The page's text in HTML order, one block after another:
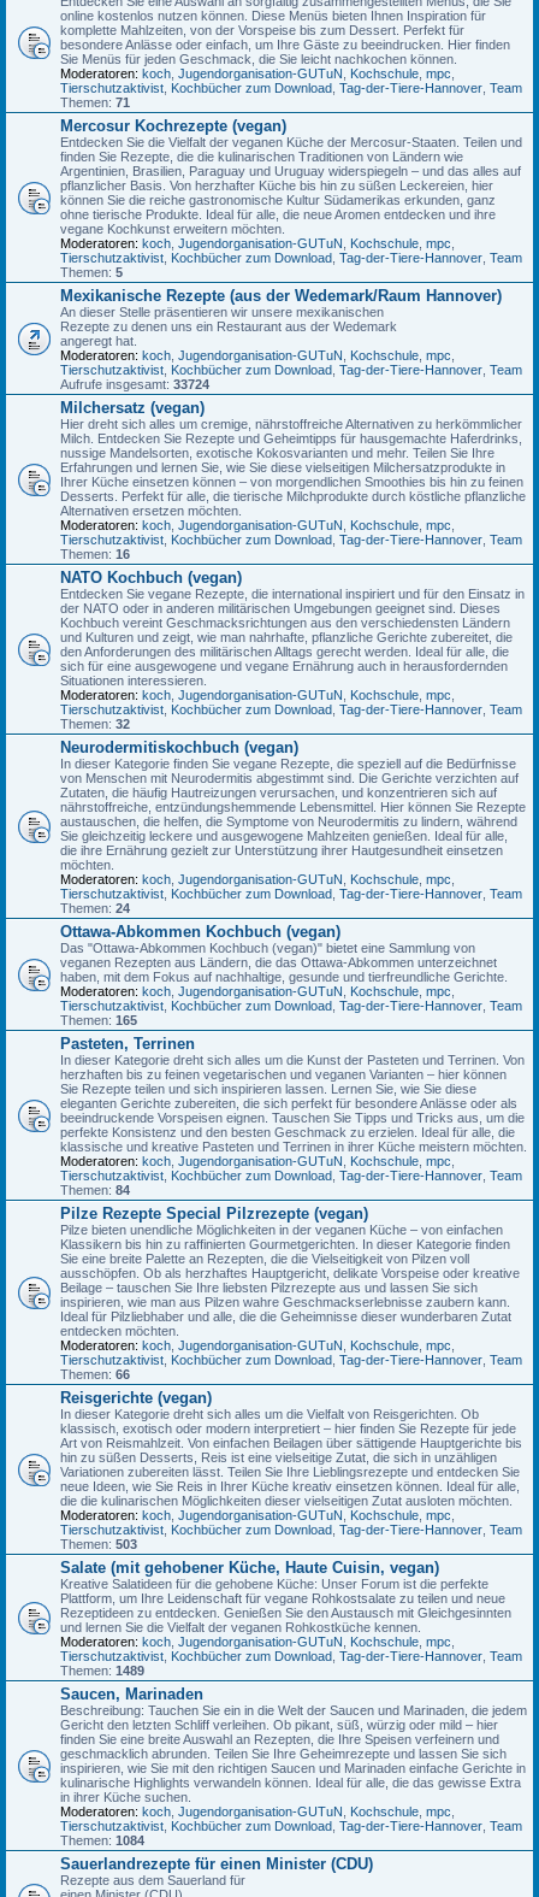
online kostenlos nutzen können. Diese Menüs bieten Ihnen Inspiration für
komplette Mahlzeiten, von der Vorspeise bis zum Dessert. Perfekt für
besondere Anlässe oder einfach, um Ihre Gäste zu beeindrucken. Hier finden
Sie Menüs für jeden Geschmack, die Sie leicht nachkochen können.
Moderatoren: koch Jugendorganisation-GUTuN Kochschule mpc
Tierschutzaktivist Kochbücher zum Download Tag-der-Tiere-Hannover Team
Themen: 71
Mercosur Kochrezepte (vegan)
Entdecken Sie die Vielfalt der veganen Küche der Mercosur-Staaten. Teilen und
finden Sie Rezepte, die die kulinarischen Traditionen von Ländern wie
Argentinien, Brasilien, Paraguay und Uruguay widerspiegeln – und das alles auf
pflanzlicher Basis. Von herzhafter Küche bis hin zu süßen Leckereien, hier
können Sie die reiche gastronomische Kultur Südamerikas erkunden, ganz
ohne tierische Produkte. Ideal für alle, die neue Aromen entdecken und ihre
vegane Kochkunst erweitern möchten.
Moderatoren: koch Jugendorganisation-GUTuN Kochschule mpc
Tierschutzaktivist Kochbücher zum Download Tag-der-Tiere-Hannover Team
Themen: 5
Mexikanische Rezepte (aus der Wedemark/Raum Hannover)
An dieser Stelle präsentieren wir unsere mexikanischen
Rezepte zu denen uns ein Restaurant aus der Wedemark
angeregt hat.
Moderatoren: koch Jugendorganisation-GUTuN Kochschule mpc
Tierschutzaktivist Kochbücher zum Download Tag-der-Tiere-Hannover Team
Aufrufe insgesamt: 33724
Milchersatz (vegan)
Hier dreht sich alles um cremige, nährstoffreiche Alternativen zu herkömmlicher
Milch. Entdecken Sie Rezepte und Geheimtipps für hausgemachte Haferdrinks,
nussige Mandelsorten, exotische Kokosvarianten und mehr. Teilen Sie Ihre
Erfahrungen und lernen Sie, wie Sie diese vielseitigen Milchersatzprodukte in
Ihrer Küche einsetzen können – von morgendlichen Smoothies bis hin zu feinen
Desserts. Perfekt für alle, die tierische Milchprodukte durch köstliche pflanzliche
Alternativen ersetzen möchten.
Moderatoren: koch Jugendorganisation-GUTuN Kochschule mpc
Tierschutzaktivist Kochbücher zum Download Tag-der-Tiere-Hannover Team
Themen: 16
NATO Kochbuch (vegan)
Entdecken Sie vegane Rezepte, die international inspiriert und für den Einsatz in
der NATO oder in anderen militärischen Umgebungen geeignet sind. Dieses
Kochbuch vereint Geschmacksrichtungen aus den verschiedensten Ländern
und Kulturen und zeigt, wie man nahrhafte, pflanzliche Gerichte zubereitet, die
den Anforderungen des militärischen Alltags gerecht werden. Ideal für alle, die
sich für eine ausgewogene und vegane Ernährung auch in herausfordernden
Situationen interessieren.
Moderatoren: koch Jugendorganisation-GUTuN Kochschule mpc
Tierschutzaktivist Kochbücher zum Download Tag-der-Tiere-Hannover Team
Themen: 32
Neurodermitiskochbuch (vegan)
In dieser Kategorie finden Sie vegane Rezepte, die speziell auf die Bedürfnisse
von Menschen mit Neurodermitis abgestimmt sind. Die Gerichte verzichten auf
Zutaten, die häufig Hautreizungen verursachen, und konzentrieren sich auf
nährstoffreiche, entzündungshemmende Lebensmittel. Hier können Sie Rezepte
austauschen, die helfen, die Symptome von Neurodermitis zu lindern, während
Sie gleichzeitig leckere und ausgewogene Mahlzeiten genießen. Ideal für alle,
die ihre Ernährung gezielt zur Unterstützung ihrer Hautgesundheit einsetzen
möchten.
Moderatoren: koch Jugendorganisation-GUTuN Kochschule mpc
Tierschutzaktivist Kochbücher zum Download Tag-der-Tiere-Hannover Team
Themen: 24
Ottawa-Abkommen Kochbuch (vegan)
Das "Ottawa-Abkommen Kochbuch (vegan)" bietet eine Sammlung von
veganen Rezepten aus Ländern, die das Ottawa-Abkommen unterzeichnet
haben, mit dem Fokus auf nachhaltige, gesunde und tierfreundliche Gerichte.
Moderatoren: koch Jugendorganisation-GUTuN Kochschule mpc
Tierschutzaktivist Kochbücher zum Download Tag-der-Tiere-Hannover Team
Themen: 165
Pasteten, Terrinen
In dieser Kategorie dreht sich alles um die Kunst der Pasteten und Terrinen. Von
herzhaften bis zu feinen vegetarischen und veganen Varianten – hier können
Sie Rezepte teilen und sich inspirieren lassen. Lernen Sie, wie Sie diese
eleganten Gerichte zubereiten, die sich perfekt für besondere Anlässe oder als
beeindruckende Vorspeisen eignen. Tauschen Sie Tipps und Tricks aus, um die
perfekte Konsistenz und den besten Geschmack zu erzielen. Ideal für alle, die
klassische und kreative Pasteten und Terrinen in ihrer Küche meistern möchten.
Moderatoren: koch Jugendorganisation-GUTuN Kochschule mpc
Tierschutzaktivist Kochbücher zum Download Tag-der-Tiere-Hannover Team
Themen: 84
Pilze Rezepte Special Pilzrezepte (vegan)
Pilze bieten unendliche Möglichkeiten in der veganen Küche – von einfachen
Klassikern bis hin zu raffinierten Gourmetgerichten. In dieser Kategorie finden
Sie eine breite Palette an Rezepten, die die Vielseitigkeit von Pilzen voll
ausschöpfen. Ob als herzhaftes Hauptgericht, delikate Vorspeise oder kreative
Beilage – tauschen Sie Ihre liebsten Pilzrezepte aus und lassen Sie sich
inspirieren, wie man aus Pilzen wahre Geschmackserlebnisse zaubern kann.
Ideal für Pilzliebhaber und alle, die die Geheimnisse dieser wunderbaren Zutat
entdecken möchten.
Moderatoren: koch Jugendorganisation-GUTuN Kochschule mpc
Tierschutzaktivist Kochbücher zum Download Tag-der-Tiere-Hannover Team
Themen: 66
Reisgerichte (vegan)
In dieser Kategorie dreht sich alles um die Vielfalt von Reisgerichten. Ob
klassisch, exotisch oder modern interpretiert – hier finden Sie Rezepte für jede
Art von Reismahlzeit. Von einfachen Beilagen über sättigende Hauptgerichte bis
hin zu süßen Desserts, Reis ist eine vielseitige Zutat, die sich in unzähligen
Variationen zubereiten lässt. Teilen Sie Ihre Lieblingsrezepte und entdecken Sie
neue Ideen, wie Sie Reis in Ihrer Küche kreativ einsetzen können. Ideal für alle,
die die kulinarischen Möglichkeiten dieser vielseitigen Zutat ausloten möchten.
Moderatoren: koch Jugendorganisation-GUTuN Kochschule mpc
Tierschutzaktivist Kochbücher zum Download Tag-der-Tiere-Hannover Team
Themen: 503
Salate (mit gehobener Küche, Haute Cuisin, vegan)
Kreative Salatideen für die gehobene Küche: Unser Forum ist die perfekte
Plattform, um Ihre Leidenschaft für vegane Rohkostsalate zu teilen und neue
Rezeptideen zu entdecken. Genießen Sie den Austausch mit Gleichgesinnten
und lernen Sie die Vielfalt der veganen Rohkostküche kennen.
Moderatoren: koch Jugendorganisation-GUTuN Kochschule mpc
Tierschutzaktivist Kochbücher zum Download Tag-der-Tiere-Hannover Team
Themen: 1489
Saucen, Marinaden
Beschreibung: Tauchen Sie ein in die Welt der Saucen und Marinaden, die jedem
Gericht den letzten Schliff verleihen. Ob pikant, süß, würzig oder mild – hier
finden Sie eine breite Auswahl an Rezepten, die Ihre Speisen verfeinern und
geschmacklich abrunden. Teilen Sie Ihre Geheimrezepte und lassen Sie sich
inspirieren, wie Sie mit den richtigen Saucen und Marinaden einfache Gerichte in
kulinarische Highlights verwandeln können. Ideal für alle, die das gewisse Extra
in ihrer Küche suchen.
Moderatoren: koch Jugendorganisation-GUTuN Kochschule mpc
Tierschutzaktivist Kochbücher zum Download Tag-der-Tiere-Hannover Team
Themen: 1084
Sauerlandrezepte für einen Minister (CDU)
Rezepte aus dem Sauerland für